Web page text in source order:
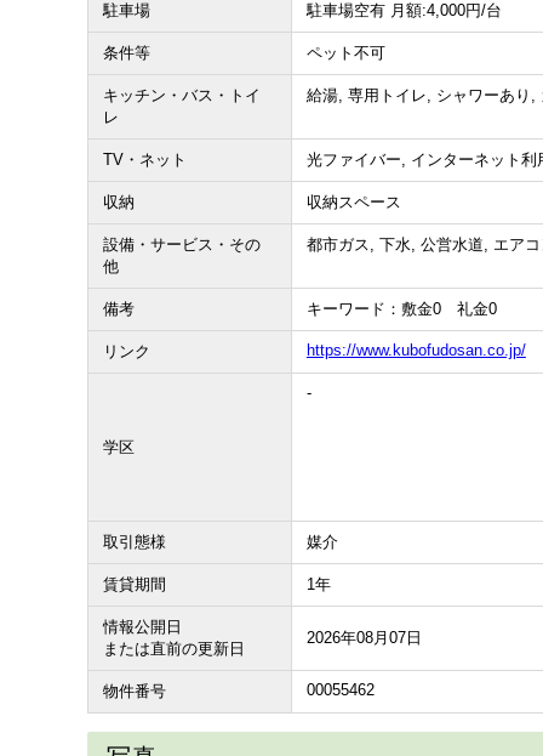
駐車場 駐車場空有 月額:4,000円/台
条件等 ペット不可
キッチン・バス・トイ
レ
給湯, 専用トイレ, シャワーあり
TV・ネット 光ファイバー, インターネット利
収納 収納スペース
設備・サービス・その
他
都市ガス, 下水, 公営水道, エア
備考 キーワード：敷金0 礼金0
リンク https://www.kubofudosan.co.jp/
学区
-
取引態様 媒介
賃貸期間 1年
情報公開日
または直前の更新日
2026年08月07日
物件番号 00055462